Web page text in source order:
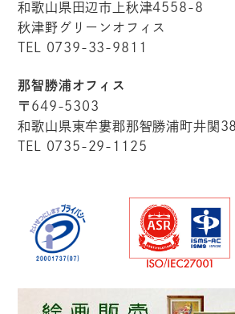
和歌山県田辺市上秋津4558-8
秋津野グリーンオフィス
TEL 0739-33-9811
那智勝浦オフィス
〒649-5303
和歌山県東牟婁郡那智勝浦町井関
TEL 0735-29-1125